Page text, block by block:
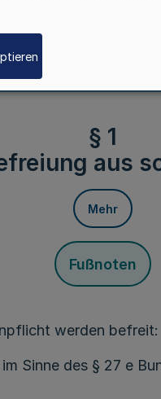
1, 2 und 3 des 5.
in Verbindung mit
vom 20.
Deutschland vom
§ 1
aus
Mehr
Fußnoten
werden befreit:
Sinne des § 27 e